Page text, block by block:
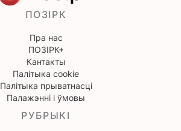
ПОЗІРК
Пра нас
ПОЗІРК+
Кантакты
Палітыка cookie
Палітыка прыватнасці
Палажэнні і ўмовы
РУБРЫКІ